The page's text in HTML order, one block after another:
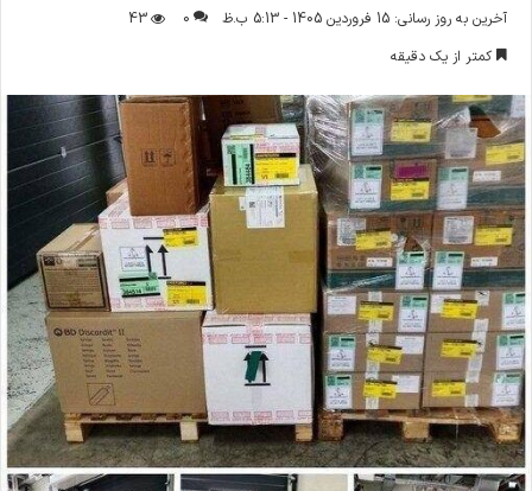
ا
ل
ا
ی
م
ی
ل
آخرین به روز رسانی: 15 فروردین 1405 - 5:13 ب.ظ
0
43
کمتر از یک دقیقه